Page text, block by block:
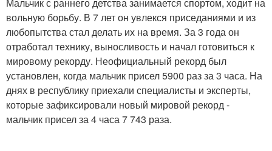
вольную борьбу. В 7 лет он увлекся приседаниями и из
любопытства стал делать их на время. За 3 года он
отработал технику, выносливость и начал готовиться к
мировому рекорду. Неофициальный рекорд был
установлен, когда мальчик присел 5900 раз за 3 часа. На
днях в республику приехали специалисты и эксперты,
которые зафиксировали новый мировой рекорд -
мальчик присел за 4 часа 7 743 раза.